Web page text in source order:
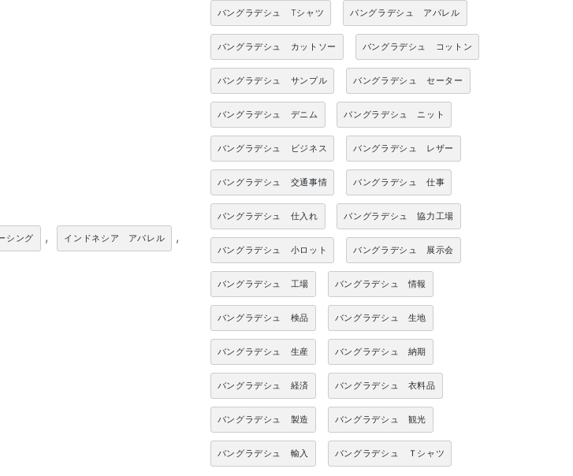
シング , インドネシア アパレル ,
バングラデシュ Tシャツ バングラデシュ アパレル
バングラデシュ カットソー バングラデシュ コットン
バングラデシュ サンプル バングラデシュ セーター
バングラデシュ デニム バングラデシュ ニット
バングラデシュ ビジネス バングラデシュ レザー
バングラデシュ 交通事情 バングラデシュ 仕事
バングラデシュ 仕入れ バングラデシュ 協力工場
バングラデシュ 小ロット バングラデシュ 展示会
バングラデシュ 工場 バングラデシュ 情報
バングラデシュ 検品 バングラデシュ 生地
バングラデシュ 生産 バングラデシュ 納期
バングラデシュ 経済 バングラデシュ 衣料品
バングラデシュ 製造 バングラデシュ 観光
バングラデシュ 輸入 バングラデシュ Ｔシャツ